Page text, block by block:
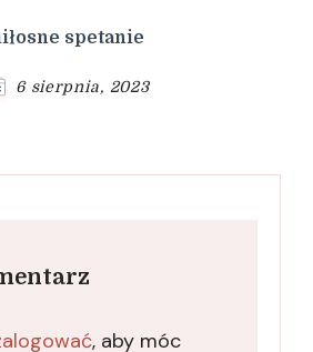
spetanie
6 sierpnia, 2023
, aby móc